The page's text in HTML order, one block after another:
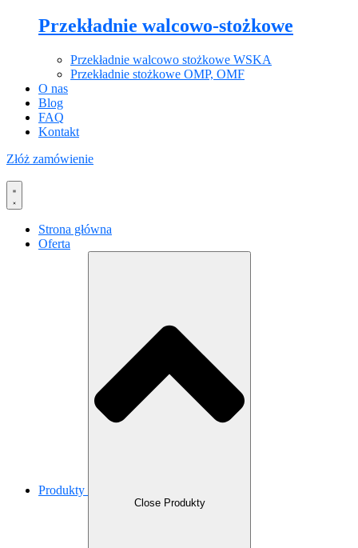
Przekładnie walcowo-stożkowe
Przekładnie walcowo stożkowe WSKA
Przekładnie stożkowe OMP, OMF
O nas
Blog
FAQ
Kontakt
Złóż zamówienie
Strona główna
Oferta
Produkty
Close Produkty